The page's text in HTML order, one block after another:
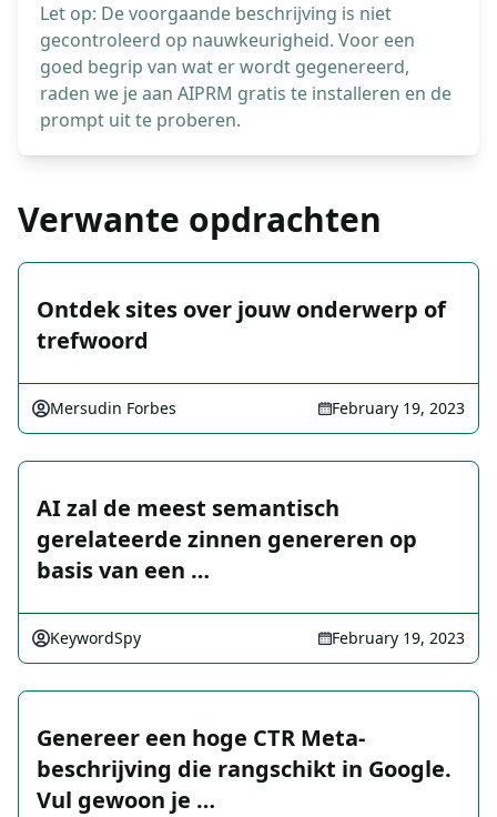
Let op: De voorgaande beschrijving is niet
gecontroleerd op nauwkeurigheid. Voor een
goed begrip van wat er wordt gegenereerd,
raden we je aan AIPRM gratis te installeren en de
prompt uit te proberen.
Verwante opdrachten
Ontdek sites over jouw onderwerp of
trefwoord
Mersudin Forbes February 19, 2023
AI zal de meest semantisch
gerelateerde zinnen genereren op
basis van een …
KeywordSpy February 19, 2023
Genereer een hoge CTR Meta-
beschrijving die rangschikt in Google.
Vul gewoon je …